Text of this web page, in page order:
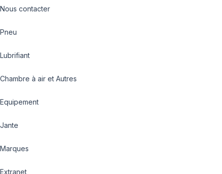
Nous contacter
Pneu
Lubrifiant
Chambre à air et Autres
Equipement
Jante
Marques
Extranet